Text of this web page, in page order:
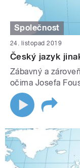
Společnost
24. listopad 2019
Český jazyk
Zábavný a
očima Josefa